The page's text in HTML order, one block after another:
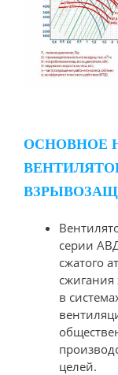
ОСНОВНОЕ
серии
сжатого
в
целей.